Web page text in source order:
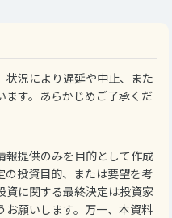
状況により遅延や中止、また
ます。あらかじめご了承くだ
報提供のみを目的として作成
の投資目的、または要望を考
資に関する最終決定は投資家
お願いします。万一、本資料